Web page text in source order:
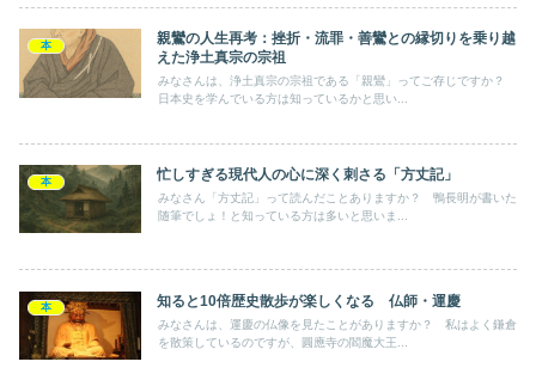
本
親鸞の人生再考：挫折・流罪・善鸞との縁切りを乗り越
えた浄土真宗の宗祖
みなさんは、浄土真宗の宗祖である「親鸞」ってご存じですか？
日本史を学んでいる方は知っているかと思い...
本 忙しすぎる現代人の心に深く刺さる「方丈記」
みなさん「方丈記」って読んだことありますか？ 鴨長明が書いた
随筆でしょ！と知っている方は多いと思いま...
本 知ると10倍歴史散歩が楽しくなる 仏師・運慶
みなさんは、運慶の仏像を見たことがありますか？ 私はよく鎌倉
を散策しているのですが、圓應寺の閻魔大王...